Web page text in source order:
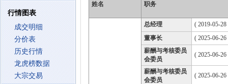
行情图表
成交明细
分价表
历史行情
龙虎榜数据
大宗交易
姓名 职务
总经理
( 2019-05-
董事长
( 2025-06-
薪酬与考核委员
会委员
( 2025-06-
薪酬与考核委员
会委员
( 2025-06-